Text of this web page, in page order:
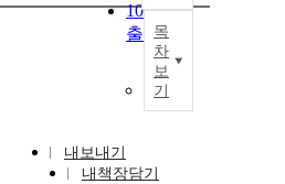
100개씩
출력목
차
보
기
내보내기
내책장담기